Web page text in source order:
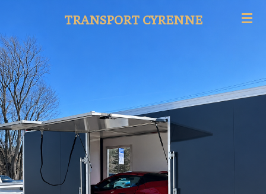
contenu
principal
TRANSPORT CYRENNE